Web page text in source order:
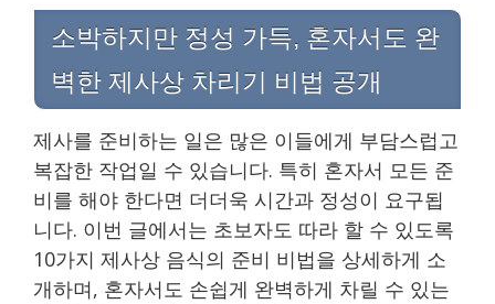
소박하지만 정성 가득, 혼자서도 완
벽한 제사상 차리기 비법 공개
제사를 준비하는 일은 많은 이들에게 부담스럽고
복잡한 작업일 수 있습니다. 특히 혼자서 모든 준
비를 해야 한다면 더더욱 시간과 정성이 요구됩
니다. 이번 글에서는 초보자도 따라 할 수 있도록
10가지 제사상 음식의 준비 비법을 상세하게 소
개하며, 혼자서도 손쉽게 완벽하게 차릴 수 있는